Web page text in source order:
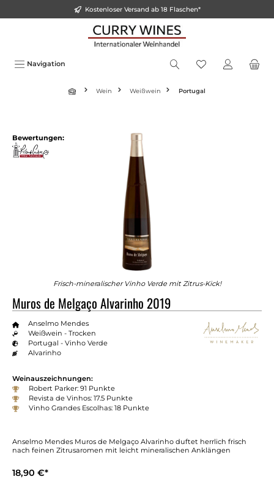
Kostenloser Versand ab 18 Flaschen*
Navigation
Wein Weißwein Portugal
Bewertungen:
Frisch-mineralischer Vinho Verde mit Zitrus-Kick!
Muros de Melgaço Alvarinho 2019
Anselmo Mendes
Weißwein - Trocken
Portugal - Vinho Verde
Alvarinho
Weinauszeichnungen:
Robert Parker: 91 Punkte
Revista de Vinhos: 17.5 Punkte
Vinho Grandes Escolhas: 18 Punkte
Anselmo Mendes Muros de Melgaço Alvarinho duftet herrlich frisch
nach feinen Zitrusaromen mit leicht mineralischen Anklängen
18,90 €*